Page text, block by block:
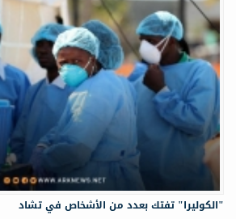
"الكوليرا" تفتك بعدد من الأشخاص في تشاد